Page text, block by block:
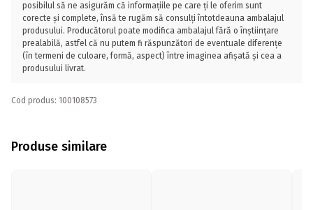
posibilul să ne asigurăm că informațiile pe care ți le oferim sunt
corecte și complete, însă te rugăm să consulți întotdeauna ambalajul
produsului. Producătorul poate modifica ambalajul fără o înștiințare
prealabilă, astfel că nu putem fi răspunzători de eventuale diferențe
(în termeni de culoare, formă, aspect) între imaginea afișată și cea a
produsului livrat.
Cod produs: 100108573
Produse similare